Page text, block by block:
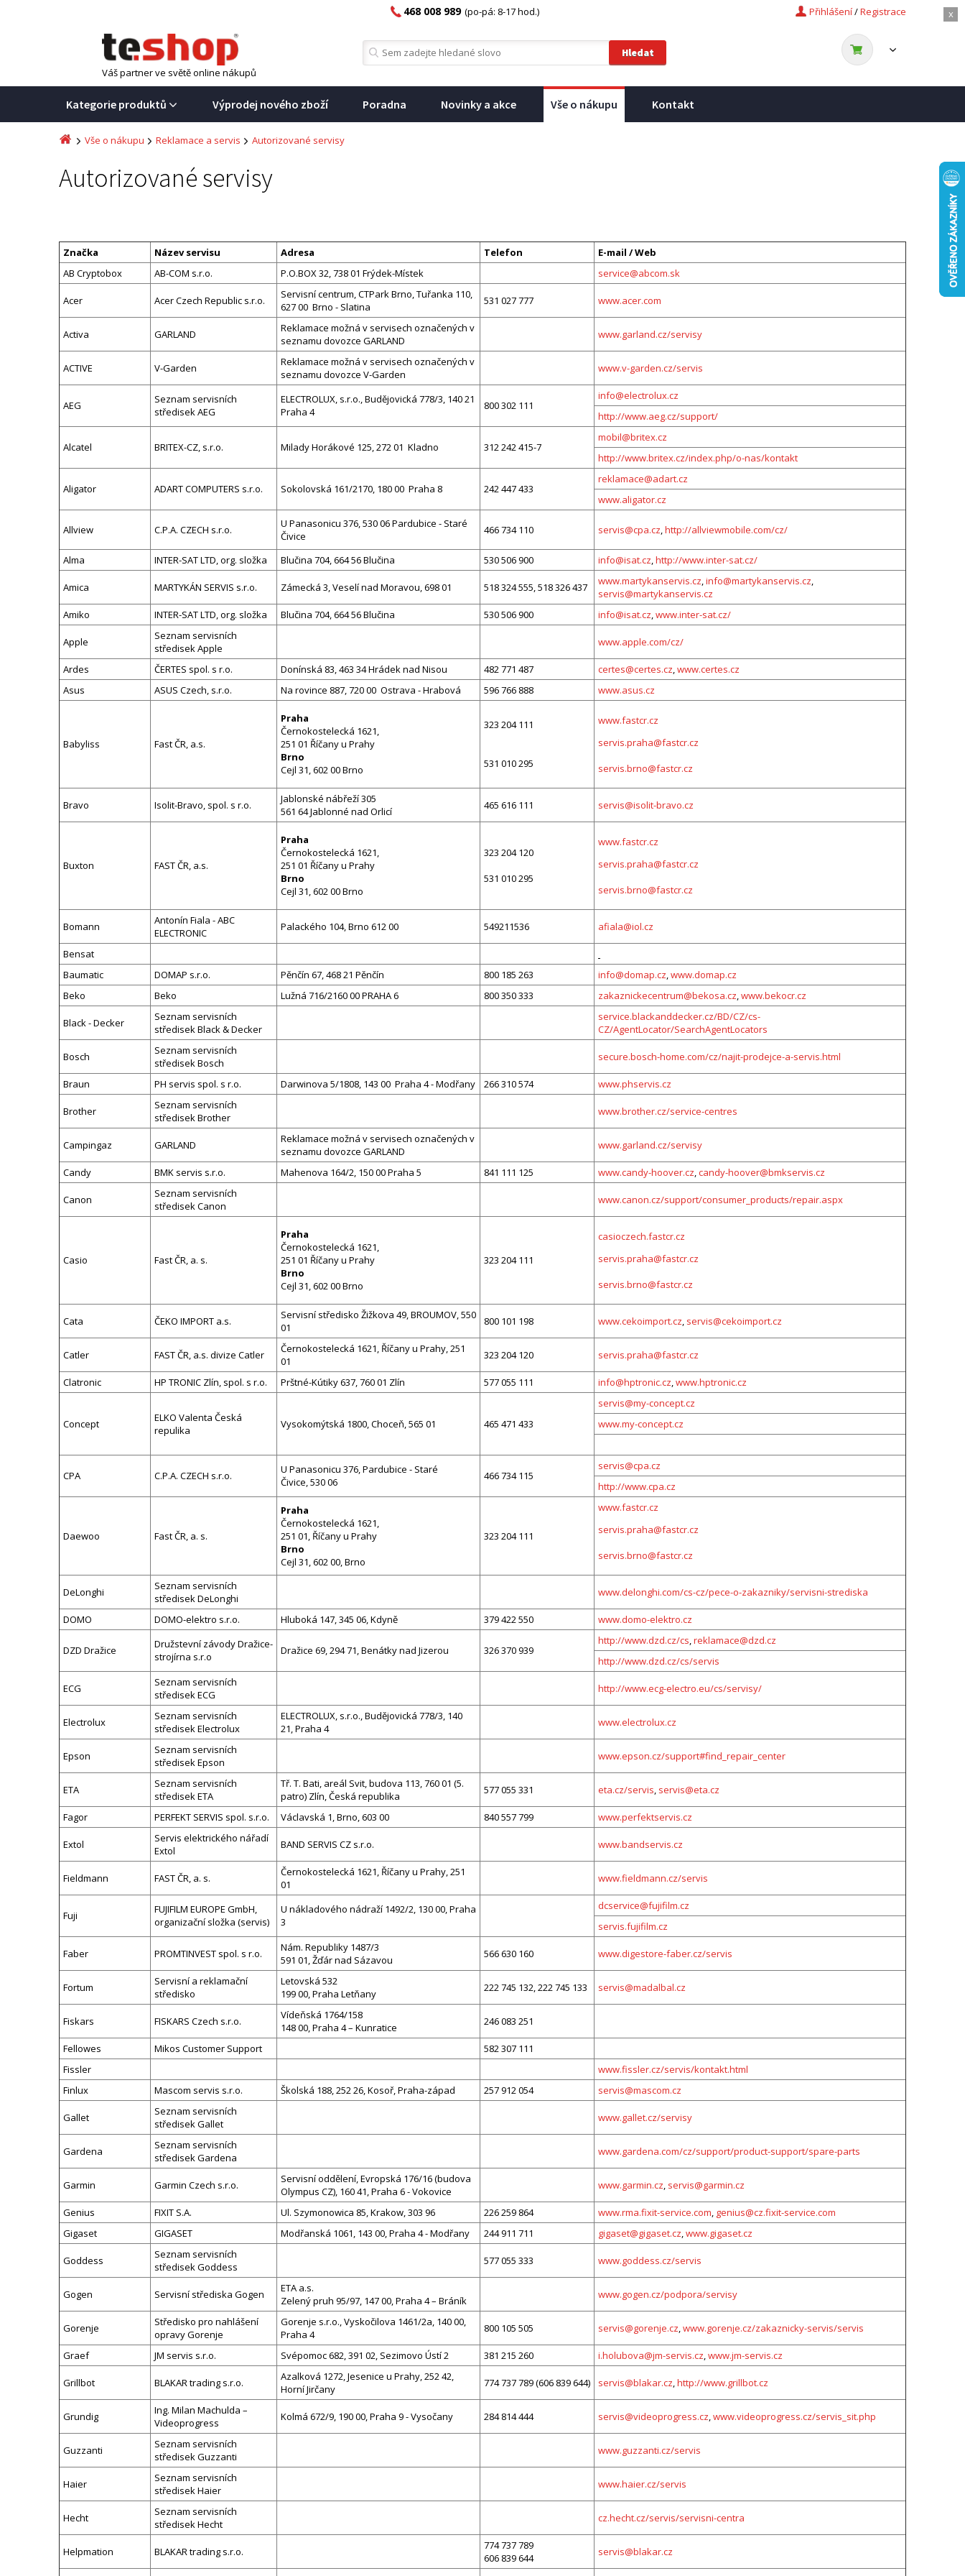
x
Registrace
/
Přihlášení
468 008 989 (po-pá: 8-17 hod.)
Váš partner ve světě online nákupů
Kategorie produktů Výprodej nového zboží Poradna Novinky a akce Vše o nákupu Kontakt
Vše o nákupu Reklamace a servis Autorizované servisy
Autorizované servisy
Značka Název servisu Adresa Telefon
E-mail / Web
AB Cryptobox
AB-COM s.r.o. P.O.BOX 32, 738 01 Frýdek-Místek service@abcom.sk
Acer Acer Czech Republic s.r.o.
Servisní centrum, CTPark Brno, Tuřanka 110,
627 00 Brno - Slatina
531 027 777 www.acer.com
Activa GARLAND
Reklamace možná v servisech označených v
seznamu dovozce GARLAND
www.garland.cz/servisy
ACTIVE V-Garden
Reklamace možná v servisech označených v
seznamu dovozce V-Garden
www.v-garden.cz/servis
AEG
Seznam servisních
středisek AEG
ELECTROLUX, s.r.o., Budějovická 778/3, 140 21
Praha 4
800 302 111
info@electrolux.cz
http://www.aeg.cz/support/
Alcatel BRITEX-CZ, s.r.o. Milady Horákové 125, 272 01 Kladno 312 242 415-7
mobil@britex.cz
http://www.britex.cz/index.php/o-nas/kontakt
Aligator ADART COMPUTERS s.r.o. Sokolovská 161/2170, 180 00 Praha 8 242 447 433
reklamace@adart.cz
www.aligator.cz
Allview C.P.A. CZECH s.r.o.
U Panasonicu 376, 530 06 Pardubice - Staré
Čivice
466 734 110 servis@cpa.cz,http://allviewmobile.com/cz/
Alma INTER-SAT LTD, org. složka Blučina 704, 664 56 Blučina 530 506 900 info@isat.cz,http://www.inter-sat.cz/
Amica MARTYKÁN SERVIS s.r.o. Zámecká 3, Veselí nad Moravou, 698 01 518 324 555, 518 326 437 www.martykanservis.cz,info@martykanservis.cz,
servis@martykanservis.cz
Amiko
INTER-SAT LTD, org. složka Blučina 704, 664 56 Blučina 530 506 900 info@isat.cz,www.inter-sat.cz/
Apple
Seznam servisních
středisek Apple
www.apple.com/cz/
Ardes ČERTES spol. s r.o. Donínská 83, 463 34 Hrádek nad Nisou 482 771 487 certes@certes.cz,www.certes.cz
Asus
ASUS Czech, s.r.o. Na rovince 887, 720 00 Ostrava - Hrabová 596 766 888 www.asus.cz
Babyliss Fast ČR, a.s.
Praha
Černokostelecká 1621,
251 01 Říčany u Prahy
Brno
Cejl 31, 602 00 Brno
323 204 111
531 010 295
www.fastcr.cz
servis.praha@fastcr.cz
servis.brno@fastcr.cz
Bravo Isolit-Bravo, spol. s r.o.
Jablonské nábřeží 305
561 64 Jablonné nad Orlicí
465 616 111 servis@isolit-bravo.cz
Buxton FAST ČR, a.s.
Praha
Černokostelecká 1621,
251 01 Říčany u Prahy
Brno
Cejl 31, 602 00 Brno
323 204 120
531 010 295
www.fastcr.cz
servis.praha@fastcr.cz
servis.brno@fastcr.cz
Bomann
Antonín Fiala - ABC
ELECTRONIC
Palackého 104, Brno 612 00 549211536 afiala@iol.cz
Bensat
Baumatic
DOMAP s.r.o. Pěnčín 67, 468 21 Pěnčín 800 185 263 info@domap.cz,www.domap.cz
Beko
Beko Lužná 716/2160 00 PRAHA 6 800 350 333 zakaznickecentrum@bekosa.cz,www.bekocr.cz
Black - Decker
Seznam servisních
středisek Black & Decker
service.blackanddecker.cz/BD/CZ/cs-
CZ/AgentLocator/SearchAgentLocators
Bosch
Seznam servisních
středisek Bosch
secure.bosch-home.com/cz/najit-prodejce-a-servis.html
Braun PH servis spol. s r.o. Darwinova 5/1808, 143 00 Praha 4 - Modřany 266 310 574 www.phservis.cz
Brother
Seznam servisních
středisek Brother
www.brother.cz/service-centres
Campingaz GARLAND
Reklamace možná v servisech označených v
seznamu dovozce GARLAND
www.garland.cz/servisy
Candy BMK servis s.r.o. Mahenova 164/2, 150 00 Praha 5 841 111 125 www.candy-hoover.cz,candy-hoover@bmkservis.cz
Canon
Seznam servisních
středisek Canon
www.canon.cz/support/consumer_products/repair.aspx
Casio Fast ČR, a. s.
Praha
Černokostelecká 1621,
251 01 Říčany u Prahy
Brno
Cejl 31, 602 00 Brno
323 204 111
casioczech.fastcr.cz
servis.praha@fastcr.cz
servis.brno@fastcr.cz
Cata ČEKO IMPORT a.s.
Servisní středisko Žižkova 49, BROUMOV, 550
01
800 101 198 www.cekoimport.cz, servis@cekoimport.cz
Catler FAST ČR, a.s. divize Catler
Černokostelecká 1621, Říčany u Prahy, 251
01
323 204 120 servis.praha@fastcr.cz
Clatronic HP TRONIC Zlín, spol. s r.o. Prštné-Kútiky 637, 760 01 Zlín 577 055 111 info@hptronic.cz,www.hptronic.cz
Concept
ELKO Valenta Česká
repulika
Vysokomýtská 1800, Choceň, 565 01 465 471 433
servis@my-concept.cz
www.my-concept.cz
CPA C.P.A. CZECH s.r.o.
U Panasonicu 376, Pardubice - Staré
Čivice, 530 06
466 734 115
servis@cpa.cz
http://www.cpa.cz
Daewoo Fast ČR, a. s.
Praha
Černokostelecká 1621,
251 01, Říčany u Prahy
Brno
Cejl 31, 602 00, Brno
323 204 111
www.fastcr.cz
servis.praha@fastcr.cz
servis.brno@fastcr.cz
DeLonghi
Seznam servisních
středisek DeLonghi
www.delonghi.com/cs-cz/pece-o-zakazniky/servisni-strediska
DOMO DOMO-elektro s.r.o. Hluboká 147, 345 06, Kdyně 379 422 550 www.domo-elektro.cz
DZD Dražice
Družstevní závody Dražice-
strojírna s.r.o
Dražice 69, 294 71, Benátky nad Jizerou 326 370 939
http://www.dzd.cz/cs,reklamace@dzd.cz
http://www.dzd.cz/cs/servis
ECG
Seznam servisních
středisek ECG
http://www.ecg-electro.eu/cs/servisy/
Electrolux
Seznam servisních
středisek Electrolux
ELECTROLUX, s.r.o., Budějovická 778/3, 140
21, Praha 4
www.electrolux.cz
Epson
Seznam servisních
středisek Epson
www.epson.cz/support#find_repair_center
ETA
Seznam servisních
středisek ETA
Tř. T. Bati, areál Svit, budova 113, 760 01 (5.
patro) Zlín, Česká republika
577 055 331 eta.cz/servis, servis@eta.cz
Fagor PERFEKT SERVIS spol. s.r.o. Václavská 1, Brno, 603 00 840 557 799 www.perfektservis.cz
Extol
Servis elektrického nářadí
Extol
BAND SERVIS CZ s.r.o. www.bandservis.cz
Fieldmann FAST ČR, a. s.
Černokostelecká 1621, Říčany u Prahy, 251
01
www.fieldmann.cz/servis
Fuji
FUJIFILM EUROPE GmbH,
organizační složka (servis)
U nákladového nádraží 1492/2, 130 00, Praha
3
dcservice@fujifilm.cz
servis.fujifilm.cz
Faber PROMTINVEST spol. s r.o.
Nám. Republiky 1487/3
591 01, Žďár nad Sázavou
566 630 160 www.digestore-faber.cz/servis
Fortum
Servisní a reklamační
středisko
Letovská 532
199 00, Praha Letňany
222 745 132, 222 745 133 servis@madalbal.cz
Fiskars FISKARS Czech s.r.o.
Vídeňská 1764/158
148 00, Praha 4 – Kunratice
246 083 251
Fellowes Mikos Customer Support
582 307 111
Fissler
www.fissler.cz/servis/kontakt.html
Finlux
Mascom servis s.r.o. Školská 188, 252 26, Kosoř, Praha-západ 257 912 054 servis@mascom.cz
Gallet
Seznam servisních
středisek Gallet
www.gallet.cz/servisy
Gardena
Seznam servisních
středisek Gardena
www.gardena.com/cz/support/product-support/spare-parts
Garmin Garmin Czech s.r.o.
Servisní oddělení, Evropská 176/16 (budova
Olympus CZ), 160 41, Praha 6 - Vokovice
www.garmin.cz, servis@garmin.cz
Genius FIXIT S.A. Ul. Szymonowica 85, Krakow, 303 96 226 259 864 www.rma.fixit-service.com, genius@cz.fixit-service.com
Gigaset
GIGASET Modřanská 1061, 143 00, Praha 4 - Modřany 244 911 711 gigaset@gigaset.cz,www.gigaset.cz
Goddess
Seznam servisních
středisek Goddess
577 055 333 www.goddess.cz/servis
Gogen Servisní střediska Gogen
ETA a.s.
Zelený pruh 95/97, 147 00, Praha 4 – Bráník
www.gogen.cz/podpora/servisy
Gorenje
Středisko pro nahlášení
opravy Gorenje
Gorenje s.r.o., Vyskočilova 1461/2a, 140 00,
Praha 4
800 105 505 servis@gorenje.cz,www.gorenje.cz/zakaznicky-servis/servis
Graef JM servis s.r.o. Svépomoc 682, 391 02, Sezimovo Ústí 2 381 215 260 i.holubova@jm-servis.cz,www.jm-servis.cz
Grillbot BLAKAR trading s.r.o.
Azalková 1272, Jesenice u Prahy, 252 42,
Horní Jirčany
774 737 789 (606 839 644) servis@blakar.cz,http://www.grillbot.cz
Grundig
Ing. Milan Machulda –
Videoprogress
Kolmá 672/9, 190 00, Praha 9 - Vysočany 284 814 444 servis@videoprogress.cz,www.videoprogress.cz/servis_sit.php
Guzzanti
Seznam servisních
středisek Guzzanti
www.guzzanti.cz/servis
Haier
Seznam servisních
středisek Haier
www.haier.cz/servis
Hecht
Seznam servisních
středisek Hecht
cz.hecht.cz/servis/servisni-centra
Helpmation BLAKAR trading s.r.o.
774 737 789
606 839 644
servis@blakar.cz